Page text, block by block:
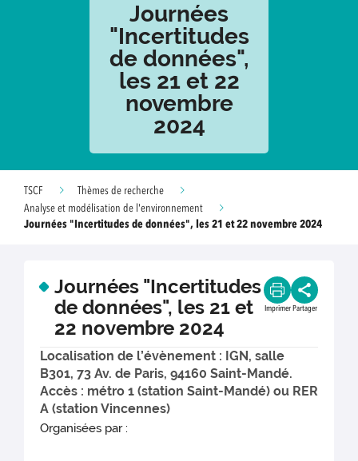
Journées
"Incertitudes
de données",
les 21 et 22
novembre
2024
TSCF
Thèmes de recherche
Analyse et modélisation de l'environnement
Journées "Incertitudes de données", les 21 et 22 novembre 2024
Journées "Incertitudes
de données", les 21 et
22 novembre 2024
Imprimer Partager
Localisation de l’évènement : IGN, salle
B301, 73 Av. de Paris, 94160 Saint-Mandé.
Accès : métro 1 (station Saint-Mandé) ou RER
A (station Vincennes)
Organisées par :